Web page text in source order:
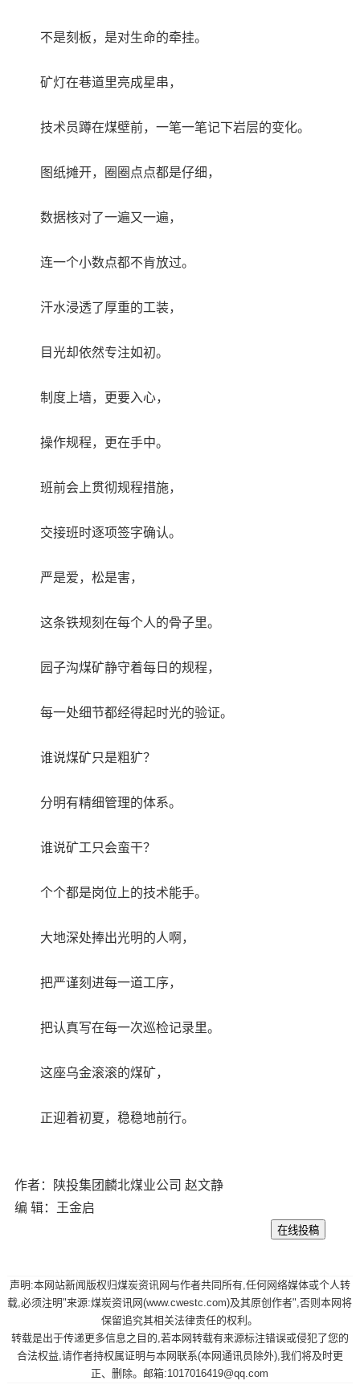
不是刻板，是对生命的牵挂。
矿灯在巷道里亮成星串，
技术员蹲在煤壁前，一笔一笔记下岩层的变化。
图纸摊开，圈圈点点都是仔细，
数据核对了一遍又一遍，
连一个小数点都不肯放过。
汗水浸透了厚重的工装，
目光却依然专注如初。
制度上墙，更要入心，
操作规程，更在手中。
班前会上贯彻规程措施，
交接班时逐项签字确认。
严是爱，松是害，
这条铁规刻在每个人的骨子里。
园子沟煤矿静守着每日的规程，
每一处细节都经得起时光的验证。
谁说煤矿只是粗犷？
分明有精细管理的体系。
谁说矿工只会蛮干？
个个都是岗位上的技术能手。
大地深处捧出光明的人啊，
把严谨刻进每一道工序，
把认真写在每一次巡检记录里。
这座乌金滚滚的煤矿，
正迎着初夏，稳稳地前行。
作者：陕投集团麟北煤业公司 赵文静
编 辑：王金启
声明:本网站新闻版权归煤炭资讯网与作者共同所有,任何网络媒体或个人转
载,必须注明"来源:煤炭资讯网(www.cwestc.com)及其原创作者",否则本网将
保留追究其相关法律责任的权利。
转载是出于传递更多信息之目的,若本网转载有来源标注错误或侵犯了您的
合法权益,请作者持权属证明与本网联系(本网通讯员除外),我们将及时更
正、删除。邮箱:1017016419@qq.com